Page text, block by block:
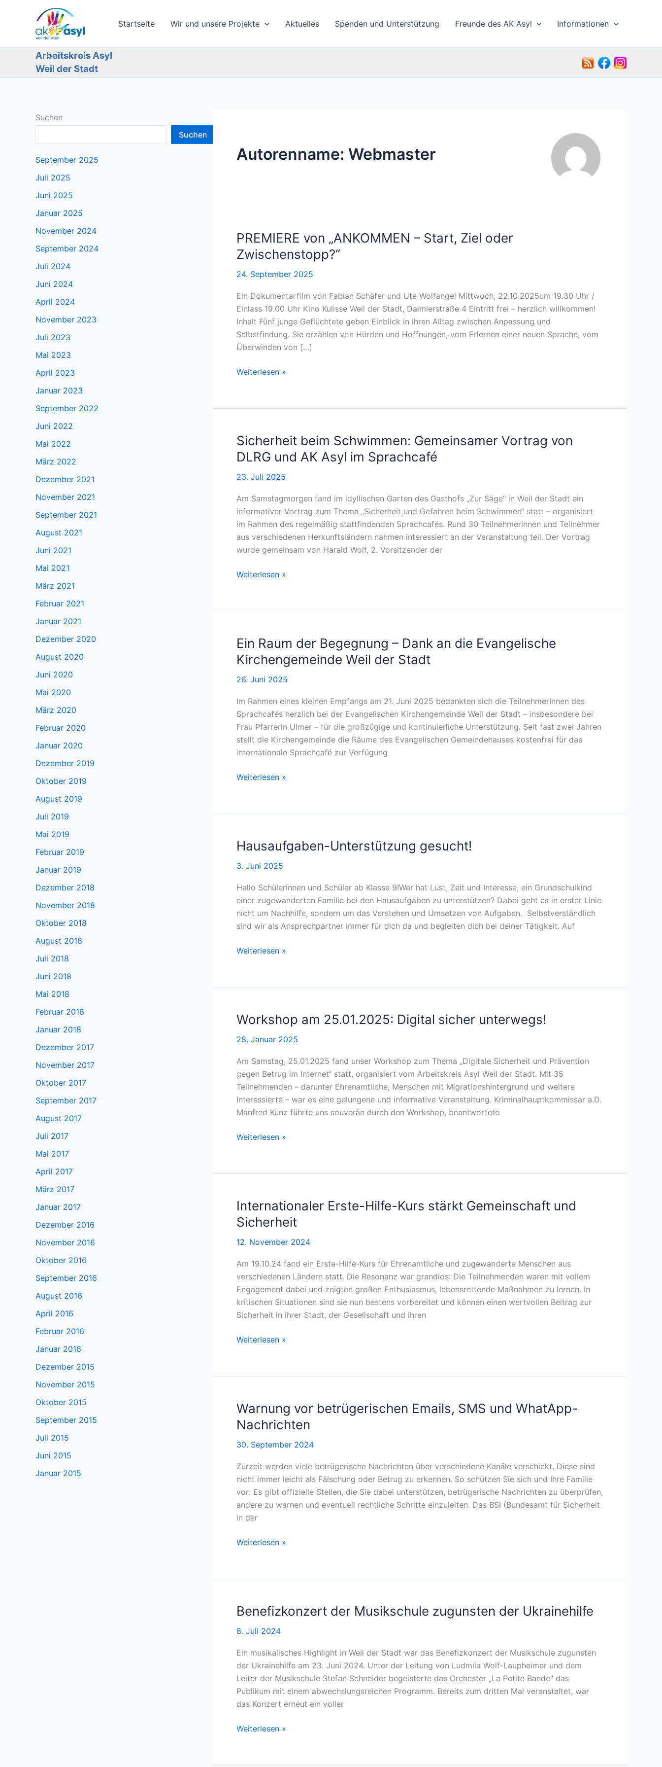
Startseite Wir und unsere Projekte Aktuelles Spenden und Unterstützung Freunde des AK Asyl Informationen
Arbeitskreis Asyl
Weil der Stadt
Suchen
Suchen
September 2025
Juli 2025
Juni 2025
Januar 2025
November 2024
September 2024
Juli 2024
Juni 2024
April 2024
November 2023
Juli 2023
Mai 2023
April 2023
Januar 2023
September 2022
Juni 2022
Mai 2022
März 2022
Dezember 2021
November 2021
September 2021
August 2021
Juni 2021
Mai 2021
März 2021
Februar 2021
Januar 2021
Dezember 2020
August 2020
Juni 2020
Mai 2020
März 2020
Februar 2020
Januar 2020
Dezember 2019
Oktober 2019
August 2019
Juli 2019
Mai 2019
Februar 2019
Januar 2019
Dezember 2018
November 2018
Oktober 2018
August 2018
Juli 2018
Juni 2018
Mai 2018
Februar 2018
Januar 2018
Dezember 2017
November 2017
Oktober 2017
September 2017
August 2017
Juli 2017
Mai 2017
April 2017
März 2017
Januar 2017
Dezember 2016
November 2016
Oktober 2016
September 2016
August 2016
April 2016
Februar 2016
Januar 2016
Dezember 2015
November 2015
Oktober 2015
September 2015
Juli 2015
Juni 2015
Januar 2015
Autorenname: Webmaster
PREMIERE von „ANKOMMEN – Start, Ziel oder
Zwischenstopp?“
24. September 2025
Ein Dokumentarfilm von Fabian Schäfer und Ute Wolfangel Mittwoch, 22.10.2025um 19.30 Uhr /
Einlass 19.00 Uhr Kino Kulisse Weil der Stadt, Daimlerstraße 4 Eintritt frei – herzlich willkommen!
Inhalt Fünf junge Geflüchtete geben Einblick in ihren Alltag zwischen Anpassung und
Selbstfindung. Sie erzählen von Hürden und Hoffnungen, vom Erlernen einer neuen Sprache, vom
Überwinden von […]
PREMIERE
–
Ziel
oder
Zwischenstopp?“
Weiterlesen »
Sicherheit beim Schwimmen: Gemeinsamer Vortrag von
DLRG und AK Asyl im Sprachcafé
23. Juli 2025
Am Samstagmorgen fand im idyllischen Garten des Gasthofs „Zur Säge“ in Weil der Stadt ein
informativer Vortrag zum Thema „Sicherheit und Gefahren beim Schwimmen“ statt – organisiert
im Rahmen des regelmäßig stattfindenden Sprachcafés. Rund 30 Teilnehmerinnen und Teilnehmer
aus verschiedenen Herkunftsländern nahmen interessiert an der Veranstaltung teil. Der Vortrag
wurde gemeinsam von Harald Wolf, 2. Vorsitzender der
Sicherheit
Gemeinsamer
von
DLRG
und
AK
im
Sprachcafé
Weiterlesen »
Ein Raum der Begegnung – Dank an die Evangelische
Kirchengemeinde Weil der Stadt
26. Juni 2025
Im Rahmen eines kleinen Empfangs am 21. Juni 2025 bedankten sich die TeilnehmerInnen des
Sprachcafés herzlich bei der Evangelischen Kirchengemeinde Weil der Stadt – insbesondere bei
Frau Pfarrerin Ulmer – für die großzügige und kontinuierliche Unterstützung. Seit fast zwei Jahren
stellt die Kirchengemeinde die Räume des Evangelischen Gemeindehauses kostenfrei für das
internationale Sprachcafé zur Verfügung
Ein
Begegnung
Dank
an
die
Kirchengemeinde
Weil
der
Stadt
Weiterlesen »
Hausaufgaben-Unterstützung gesucht!
3. Juni 2025
Hallo Schülerinnen und Schüler ab Klasse 9!Wer hat Lust, Zeit und Interesse, ein Grundschulkind
einer zugewanderten Familie bei den Hausaufgaben zu unterstützen? Dabei geht es in erster Linie
nicht um Nachhilfe, sondern um das Verstehen und Umsetzen von Aufgaben. Selbstverständlich
sind wir als Ansprechpartner immer für dich da und begleiten dich bei deiner Tätigkeit. Auf
Hausaufgaben-
Weiterlesen »
Workshop am 25.01.2025: Digital sicher unterwegs!
28. Januar 2025
Am Samstag, 25.01.2025 fand unser Workshop zum Thema „Digitale Sicherheit und Prävention
gegen Betrug im Internet“ statt, organisiert vom Arbeitskreis Asyl Weil der Stadt. Mit 35
Teilnehmenden – darunter Ehrenamtliche, Menschen mit Migrationshintergrund und weitere
Interessierte – war es eine gelungene und informative Veranstaltung. Kriminalhauptkommissar a.D.
Manfred Kunz führte uns souverän durch den Workshop, beantwortete
Workshop
sicher
Weiterlesen »
Internationaler Erste-Hilfe-Kurs stärkt Gemeinschaft und
Sicherheit
12. November 2024
Am 19.10.24 fand ein Erste-Hilfe-Kurs für Ehrenamtliche und zugewanderte Menschen aus
verschiedenen Ländern statt. Die Resonanz war grandios: Die Teilnehmenden waren mit vollem
Engagement dabei und zeigten großen Enthusiasmus, lebensrettende Maßnahmen zu lernen. In
kritischen Situationen sind sie nun bestens vorbereitet und können einen wertvollen Beitrag zur
Sicherheit in ihrer Stadt, der Gesellschaft und ihren
Internationaler
Kurs
Gemeinschaft
und
Sicherheit
Weiterlesen »
Warnung vor betrügerischen Emails, SMS und WhatApp-
Nachrichten
30. September 2024
Zurzeit werden viele betrügerische Nachrichten über verschiedene Kanäle verschickt. Diese sind
nicht immer leicht als Fälschung oder Betrug zu erkennen. So schützen Sie sich und Ihre Familie
vor: Es gibt offizielle Stellen, die Sie dabei unterstützen, betrügerische Nachrichten zu überprüfen,
andere zu warnen und eventuell rechtliche Schritte einzuleiten. Das BSI (Bundesamt für Sicherheit
in der
Warnung
Emails,
und
WhatApp-
Nachrichten
Weiterlesen »
Benefizkonzert der Musikschule zugunsten der Ukrainehilfe
8. Juli 2024
Ein musikalisches Highlight in Weil der Stadt war das Benefizkonzert der Musikschule zugunsten
der Ukrainehilfe am 23. Juni 2024. Unter der Leitung von Ludmila Wolf-Laupheimer und dem
Leiter der Musikschule Stefan Schneider begeisterte das Orchester „La Petite Bande“ das
Publikum mit einem abwechslungsreichen Programm. Bereits zum dritten Mal veranstaltet, war
das Konzert erneut ein voller
Benefizkonzert
Weiterlesen »